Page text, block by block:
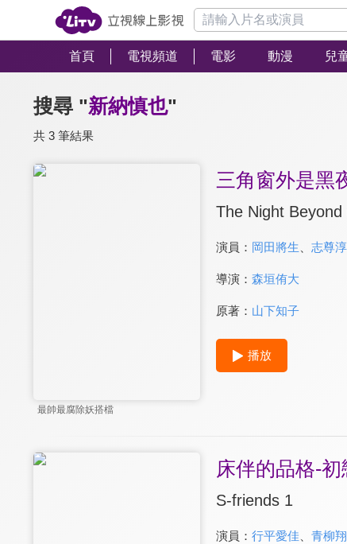
首頁 電視頻道 電影 動漫 兒
搜尋 "新納慎也"
共 3 筆結果
最帥最腐除妖搭檔
三角窗外是黑
The Night
演員： 岡田將生 志尊淳
導演： 森垣侑大
原著： 山下知子
播放
床伴的品格-初
S-friends 1
演員： 行平愛佳 青柳翔